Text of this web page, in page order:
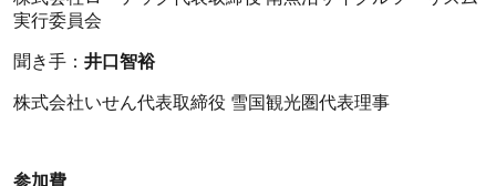
実行委員会
聞き手： 井口智裕
株式会社いせん代表取締役 雪国観光圏代表理事
参加費